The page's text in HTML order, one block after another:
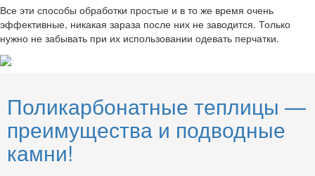
Все эти способы обработки простые и в то же время очень
эффективные, никакая зараза после них не заводится. Только
нужно не забывать при их использовании одевать перчатки.
Поликарбонатные теплицы —
преимущества и подводные
камни!